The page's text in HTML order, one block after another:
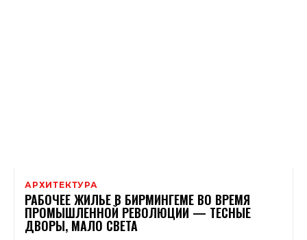
АРХИТЕКТУРА
РАБОЧЕЕ ЖИЛЬЕ В БИРМИНГЕМЕ ВО ВРЕМЯ
ПРОМЫШЛЕННОЙ РЕВОЛЮЦИИ — ТЕСНЫЕ
ДВОРЫ, МАЛО СВЕТА